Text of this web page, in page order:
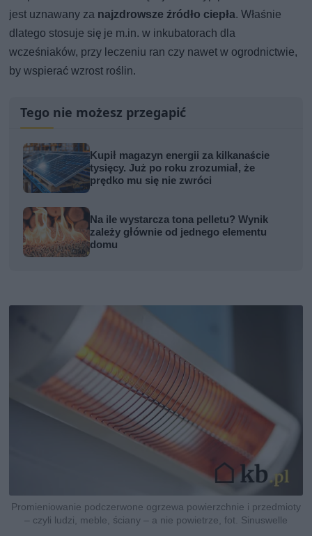
jest uznawany za najzdrowsze źródło ciepła. Właśnie
dlatego stosuje się je m.in. w inkubatorach dla
wcześniaków, przy leczeniu ran czy nawet w ogrodnictwie,
by wspierać wzrost roślin.
Tego nie możesz przegapić
Kupił magazyn energii za kilkanaście
tysięcy. Już po roku zrozumiał, że
prędko mu się nie zwróci
Na ile wystarcza tona pelletu? Wynik
zależy głównie od jednego elementu
domu
Promieniowanie podczerwone ogrzewa powierzchnie i przedmioty
– czyli ludzi, meble, ściany – a nie powietrze, fot. Sinuswelle